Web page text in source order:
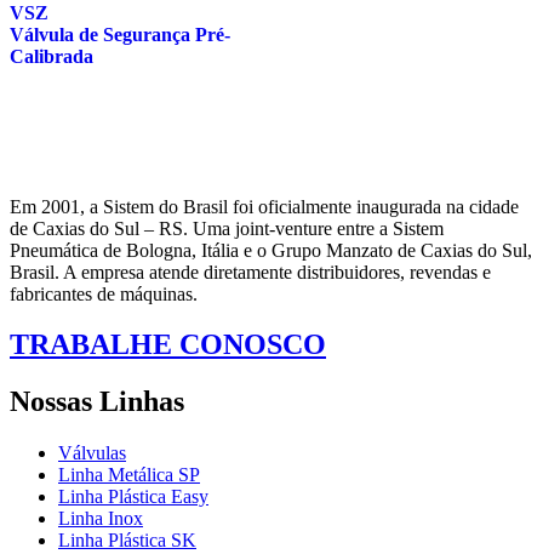
VSZ
Válvula de Segurança Pré-
Calibrada
Em 2001, a Sistem do Brasil foi oficialmente inaugurada na cidade
de Caxias do Sul – RS. Uma joint-venture entre a Sistem
Pneumática de Bologna, Itália e o Grupo Manzato de Caxias do Sul,
Brasil. A empresa atende diretamente distribuidores, revendas e
fabricantes de máquinas.
TRABALHE CONOSCO
Nossas Linhas
Válvulas
Linha Metálica SP
Linha Plástica Easy
Linha Inox
Linha Plástica SK